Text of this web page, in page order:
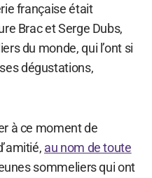
française était
Brac et Serge Dubs,
du monde, qui l’ont si
dégustations,
à ce moment de
au nom de toute
sommeliers qui ont